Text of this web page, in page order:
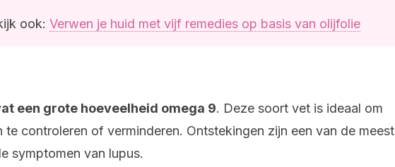
ook: Verwen je huid met vijf remedies op basis van olijfolie
een grote hoeveelheid omega 9. Deze soort vet is ideaal om
te controleren of verminderen. Ontstekingen zijn een van de meest
symptomen van lupus.